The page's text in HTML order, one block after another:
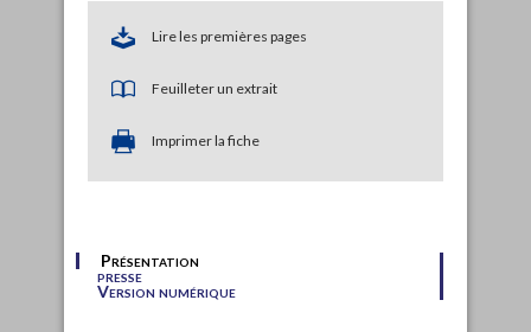
Lire les premières pages
Feuilleter un extrait
Imprimer la fiche
Présentation
presse
Version numérique